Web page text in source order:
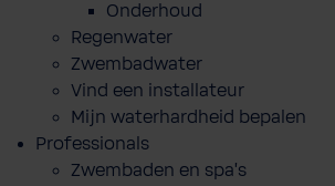
Onderhoud
Regenwater
Zwembadwater
Vind een installateur
Mijn waterhardheid bepalen
Professionals
Zwembaden en spa's